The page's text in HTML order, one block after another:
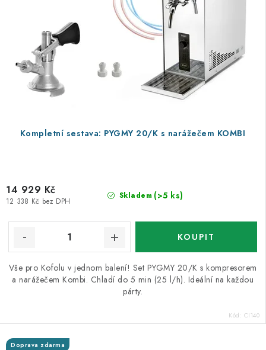
Kompletní sestava: PYGMY 20/K s narážečem KOMBI
Skladem (>5 ks)
12 338 Kč bez DPH
14 929 Kč
Vše pro Kofolu v jednom balení! Set PYGMY 20/K s kompresorem
a narážečem Kombi. Chladí do 5 min (25 l/h). Ideální na každou
párty.
Kód: CI140
Doprava zdarma